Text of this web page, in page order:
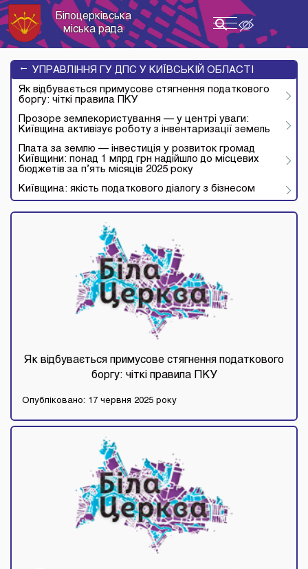
Toggle
navigation
Білоцерківська
міська рада
→
УПРАВЛІННЯ ГУ ДПС У КИЇВСЬКІЙ ОБЛАСТІ
Як відбувається примусове стягнення податкового
боргу: чіткі правила ПКУ
Прозоре землекористування — у центрі уваги:
Київщина активізує роботу з інвентаризації земель
Плата за землю — інвестиція у розвиток громад
Київщини: понад 1 млрд грн надійшло до місцевих
бюджетів за п’ять місяців 2025 року
Київщина: якість податкового діалогу з бізнесом
Як відбувається примусове стягнення податкового
боргу: чіткі правила ПКУ
Опубліковано: 17 червня 2025 року